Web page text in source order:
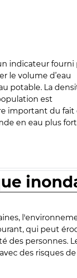
indicateur fourni
le volume d’eau
potable. La
est
important du fait
en eau plus
qui peut
des personnes.
des risques de